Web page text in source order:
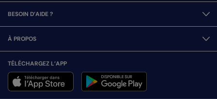
BESOIN D’AIDE ?
À PROPOS
TÉLÉCHARGEZ L’APP